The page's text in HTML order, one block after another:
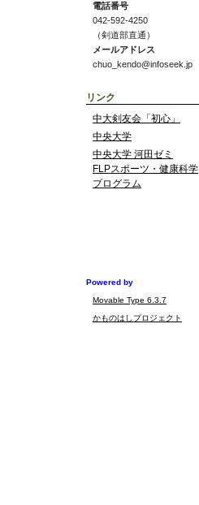
電話番号
042-592-4250
（剣道部直通）
メールアドレス
chuo_kendo@infoseek.jp
リンク
中大剣友会「初心」
中央大学
中央大学 河田ゼミ
FLPスポーツ・健康科学
プログラム
Powered by
Movable Type 6.3.7
かものはしプロジェクト